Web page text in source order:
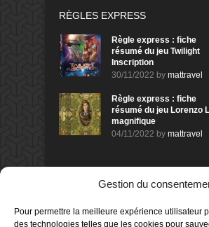
Gestion du
Pour permettre la meilleure expérience utilisateur
des technologies telles que les cookies pour
RÈGLES EXPRESS
Règle express : fiche
résumé du jeu Twilight
Inscription
30/11/2022 by mattravel
Règle express : fiche
résumé du jeu Lorenzo
magnifique
04/11/2022 by mattravel
DERNIERS AVIS DES MEMBRES
Avis de
Sur le jeu Collect!